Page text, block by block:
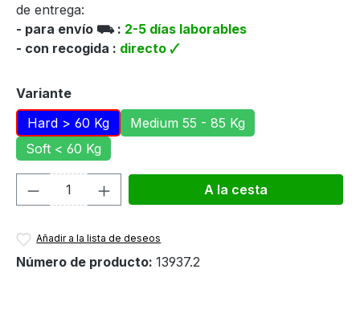
de entrega:
- para envío ⛟ : 2-5 días laborables
- con recogida : directo 🗸
Seleccione
Variante
Hard > 60 Kg
Medium 55 - 85 Kg
Soft < 60 Kg
Cantidad del producto: introduce la
A la cesta
Añadir a la lista de deseos
Número de producto: 13937.2